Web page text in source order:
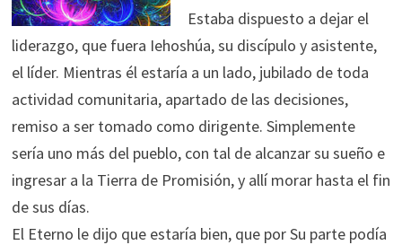
Estaba dispuesto a dejar el
liderazgo, que fuera Iehoshúa, su discípulo y asistente,
el líder. Mientras él estaría a un lado, jubilado de toda
actividad comunitaria, apartado de las decisiones,
remiso a ser tomado como dirigente. Simplemente
sería uno más del pueblo, con tal de alcanzar su sueño e
ingresar a la Tierra de Promisión, y allí morar hasta el fin
de sus días.
El Eterno le dijo que estaría bien, que por Su parte podía